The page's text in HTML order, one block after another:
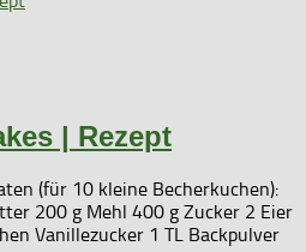
| Rezept
10 kleine Becherkuchen):
200 g Mehl 400 g Zucker 2 Eier
Vanillezucker 1 TL Backpulver